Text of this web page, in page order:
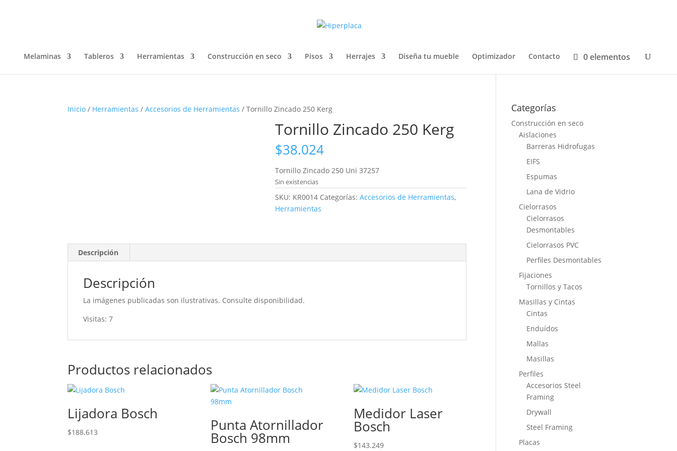
Melaminas Tableros Herramientas Construcción en seco Pisos Herrajes Diseña tu mueble Optimizador Contacto 0 elementos
Inicio / Herramientas /Accesorios de Herramientas / Tornillo Zincado 250 Kerg
Tornillo Zincado 250 Kerg
$38.024
Tornillo Zincado 250 Uni 37257
Sin existencias
SKU: KR0014 Categorías:Accesorios de Herramientas,
Herramientas
Descripción
Descripción
La imágenes publicadas son ilustrativas. Consulte disponibilidad.
Visitas: 7
Productos relacionados
Lijadora Bosch
$188.613 Punta Atornillador
Bosch 98mm
Medidor Laser
Bosch
$143.249
Categorías
Construcción en seco
Aislaciones
Barreras Hidrofugas
EIFS
Espumas
Lana de Vidrio
Cielorrasos
Cielorrasos
Desmontables
Cielorrasos PVC
Perfiles Desmontables
Fijaciones
Tornillos y Tacos
Masillas y Cintas
Cintas
Enduídos
Mallas
Masillas
Perfiles
Accesorios Steel
Framing
Drywall
Steel Framing
Placas